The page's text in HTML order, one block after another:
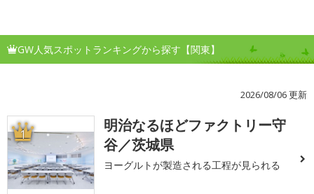
GW人気スポットランキングから探す【関東】
2026/08/06 更新
1
明治なるほどファクトリー守
谷／茨城県
ヨーグルトが製造される工程が見られる